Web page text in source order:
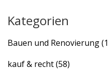
Kategorien
Bauen und Renovierung
kauf & recht(58)